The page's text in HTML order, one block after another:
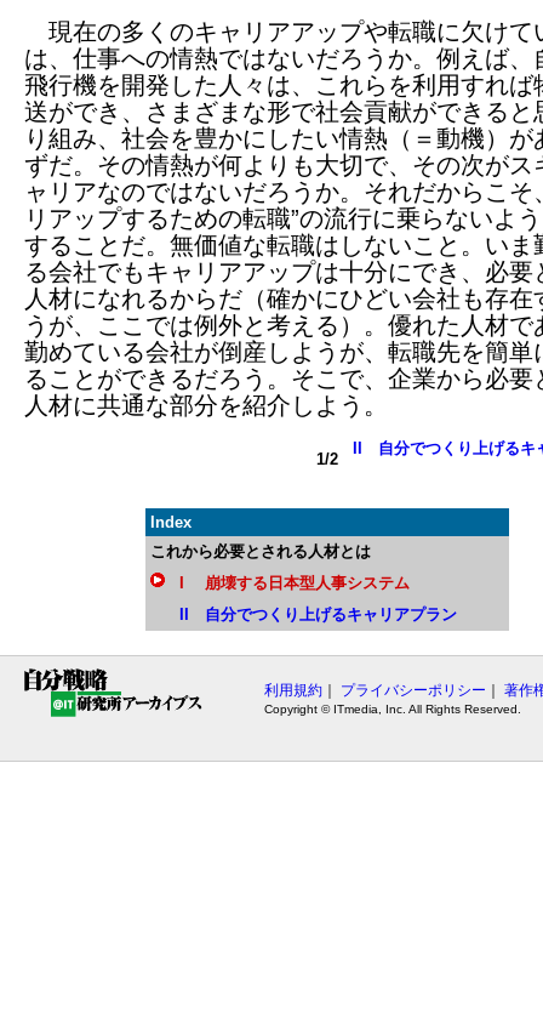
現在の多くのキャリアアップや転職に欠けて
は、仕事への情熱ではないだろうか。例えば、
飛行機を開発した人々は、これらを利用すれば
送ができ、さまざまな形で社会貢献ができると
り組み、社会を豊かにしたい情熱（＝動機）が
ずだ。その情熱が何よりも大切で、その次がス
ャリアなのではないだろうか。それだからこそ
リアップするための転職”の流行に乗らないよ
することだ。無価値な転職はしないこと。いま
る会社でもキャリアアップは十分にでき、必要
人材になれるからだ（確かにひどい会社も存在
うが、ここでは例外と考える）。優れた人材で
勤めている会社が倒産しようが、転職先を簡単
ることができるだろう。そこで、企業から必要
人材に共通な部分を紹介しよう。
1/2
II 自分でつくり上げるキ
Index
これから必要とされる人材とは
I 崩壊する日本型人事システム
II 自分でつくり上げるキャリアプラン
利用規約 プライバシーポリシー 著作
Copyright © ITmedia, Inc. All Rights Reserved.